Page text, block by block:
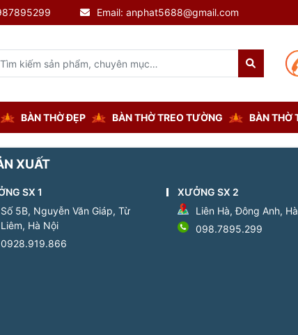
BÀN THỜ ĐẸP BÀN THỜ TREO TƯỜNG BÀN THỜ
Email: anphat5688@gmail.com
XUẤT
SX 1
Số 5B, Nguyễn Văn Giáp, Từ
Liêm, Hà Nội
0928.919.866
XƯỞNG SX 2
Liên Hà, Đông Anh,
098.7895.299